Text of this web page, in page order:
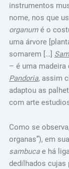
instrumentos
nome, nos que
organumé o
uma árvore
somarem […]
– é uma
Pandoria, assim
adaptou as
com arte
Como se
organas”), em
sambucae há
dedilhados